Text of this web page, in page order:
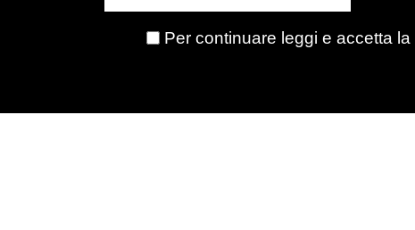
Per continuare leggi e accetta la